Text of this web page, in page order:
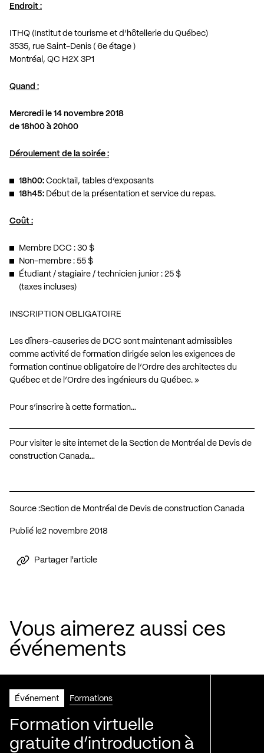
Endroit :
ITHQ (Institut de tourisme et d’hôtellerie du Québec)
3535, rue Saint-Denis ( 6e étage )
Montréal, QC H2X 3P1
Quand :
Mercredi le 14 novembre 2018
de 18h00 à 20h00
Déroulement de la soirée :
18h00: Cocktail, tables d’exposants
18h45: Début de la présentation et service du repas.
Coût :
Membre DCC : 30 $
Non-membre : 55 $
Étudiant / stagiaire / technicien junior : 25 $
(taxes incluses)
INSCRIPTION OBLIGATOIRE
Les dîners-causeries de DCC sont maintenant admissibles
comme activité de formation dirigée selon les exigences de
formation continue obligatoire de l’Ordre des architectes du
Québec et de l’Ordre des ingénieurs du Québec. »
Pour s’inscrire à cette formation…
Pour visiter le site internet de la Section de Montréal de Devis de
construction Canada…
Source :Section de Montréal de Devis de construction Canada
Publié le 2 novembre 2018
Partager l'article
Vous aimerez aussi ces
événements
Événement Formations
Formation virtuelle
gratuite d’introduction à